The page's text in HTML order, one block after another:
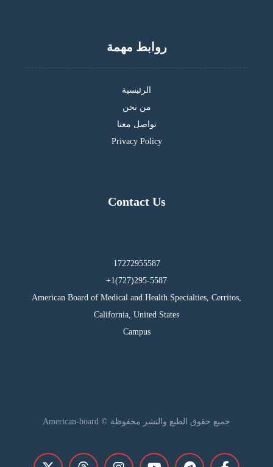
روابط مهمة
الرئيسية
من نحن
تواصل معنا
Privacy Policy
Contact Us
17272955587
295-5587(727)1+
American Board of Medical and Health Specialties, Cerritos,
California, United States
Campus
جميع حقوق الطبع والنشر محفوظة © American-board